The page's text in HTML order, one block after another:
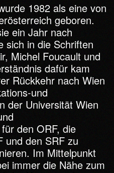
1982 als eine von
geboren.
ein Jahr nach
sich in die Schriften
Michel Foucault und
dafür kam
Rückkehr nach Wien
und
der Universität Wien
den ORF, die
und den SRF zu
Im Mittelpunkt
immer die Nähe zum